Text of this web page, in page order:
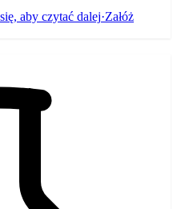
aby czytać dalej·Załóż